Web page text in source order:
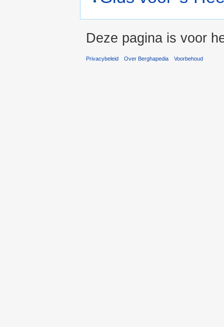
Deze pagina is voor
Privacybeleid Over Berghapedia Voorbehoud